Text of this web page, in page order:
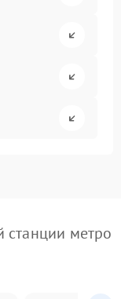
метро